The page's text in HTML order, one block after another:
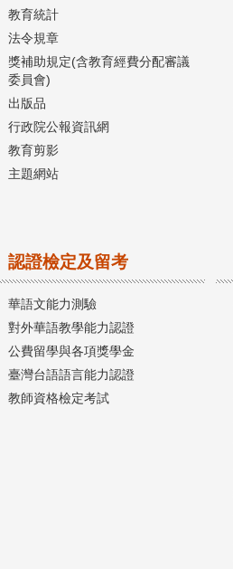
教育統計
法令規章
獎補助規定(含教育經費分配審議
委員會)
出版品
行政院公報資訊網
教育剪影
主題網站
認證檢定及留考
華語文能力測驗
對外華語教學能力認證
公費留學與各項獎學金
臺灣台語語言能力認證
教師資格檢定考試